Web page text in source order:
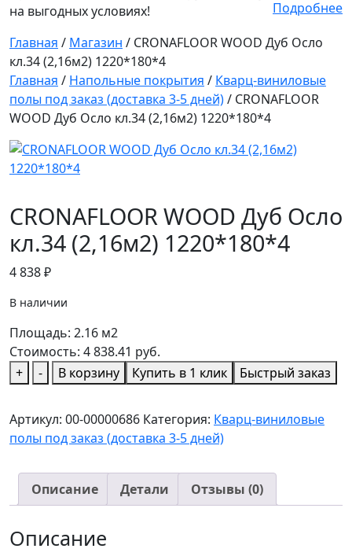
на выгодных условиях!
Подробнее
Главная / Магазин / CRONAFLOOR WOOD Дуб Осло
кл.34 (2,16м2) 1220*180*4
Главная / Напольные покрытия / Кварц-виниловые
полы под заказ (доставка 3-5 дней)/ CRONAFLOOR
WOOD Дуб Осло кл.34 (2,16м2) 1220*180*4
CRONAFLOOR WOOD Дуб Осло
кл.34 (2,16м2) 1220*180*4
4 838₽
В наличии
Площадь: 2.16 м2
Стоимость: 4 838.41 руб.
+
Количество
товара
WOOD
Дуб
кл.34
(2,16м2)
- В корзину Купить в 1 клик Быстрый заказ
Артикул: 00-00000686 Категория: Кварц-виниловые
полы под заказ (доставка 3-5 дней)
Описание Детали Отзывы (0)
Описание